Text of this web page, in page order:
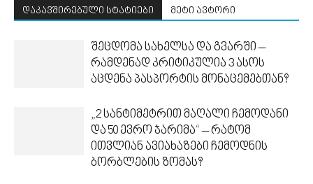
დაკავშირებული სტატიები მეტი ავტორი
შეცდომა სახელსა და გვარში –
რამდენად კრიტიკულია 3 ასოს
აცდენა პასპორტის მონაცემებთან?
„2 სანტიმეტრით მაღალი ჩემოდანი
და 50 ევრო ჯარიმა“ – რატომ
ითვლიან ავიახაზები ჩემოდნის
ბორბლების ზომას?